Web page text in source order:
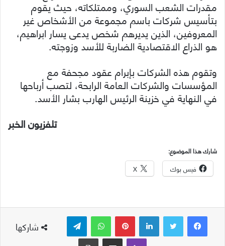
مقدرات الشعب السوري، وممتلكاته، حيث يقوم
بتأسيس شركات باسم مجموعة من الأشخاص غير
المعروفين، الذين يديرهم شخص يدعى يسار ابراهيم،
هو الذراع الاقتصادية الضاربة للأسد وزوجته.
وتقوم هذه الشركات بإبرام عقود مجحفة مع
المؤسسات والشركات العامة الرابحة، لتصب أرباحها
في النهاية في خزينة الرئيس الهارب بشار الأسد.
تلفزيون الخبر
شارك هذا الموضوع:
فيس بوك X
شاركها
لينكدإن بينتيريست واتساب
ڤايبر
مشاركة عبر البريد طباعة